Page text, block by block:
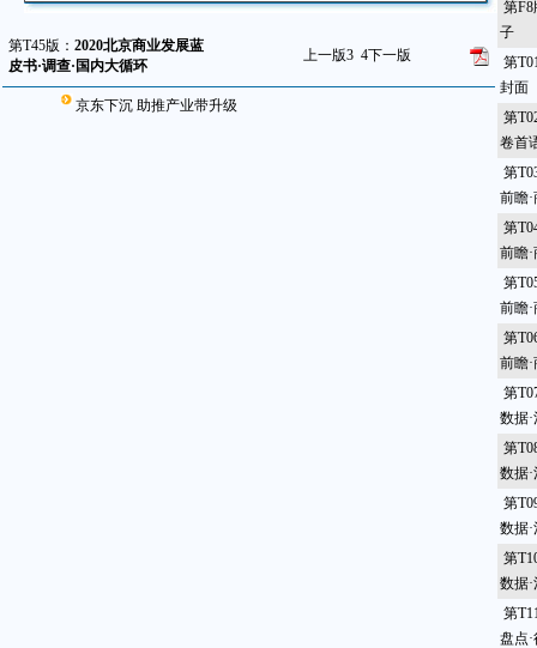
第T45版： 2020北京商业发展蓝
皮书·调查·国内大循环
上一版3 4下一版
京东下沉 助推产业带升级
第F8
子
第
封面
第
卷首
第
前瞻
第
前瞻
第
前瞻
第
前瞻
第
数据
第
数据
第
数据
第
数据
第
盘点